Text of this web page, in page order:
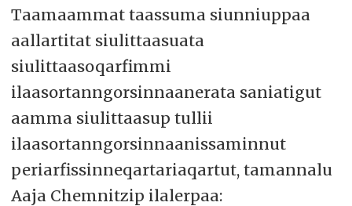
Siunnersuutinili amerlanerussuteqartunit
katersuuffigineqarsinnaassanngimmat
siunnersuutini tunuartiinnartariaqareerlugu,
maanna Sermitsiaq.AG-mut ilisimatitsivoq
nutaamik siunnersuusiornermigut
misileeqqinniarluni, tassa qulakkeerniarlugu
Kalaallit Nunatta, Savalimmiut Ålandillu Nunat
Avannarliit Siunnersuisoqatigiiffiata
siulittaasoqarfiani pissaaaneqaqisumi
inissaminnik qulakkeerunneqassasut.
Tamatumuunali siunnersuutissani nutaaq
saqqummiutsinnagu apeqqusersuisimasut Anna
Falkenberg aamma Aaja Chemnitz
Taamaammat taassuma siunniuppaa
aallartitat siulittaasuata
siulittaasoqarfimmi
ilaasortanngorsinnaanerata saniatigut
aamma siulittaasup tullii
ilaasortanngorsinnaanissaminnut
periarfissinneqartariaqartut, tamannalu
Aaja Chemnitzip ilalerpaa: